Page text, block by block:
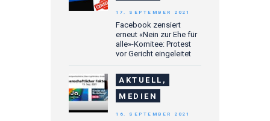
Facebook zensiert
erneut «Nein zur Ehe für
alle»-Komitee: Protest
vor Gericht eingeleitet
17. SEPTEMBER 2021
AKTUELL,
MEDIEN
16. SEPTEMBER 2021